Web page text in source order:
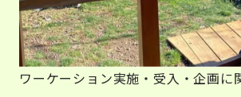
ワーケーション実施・受入・企画に